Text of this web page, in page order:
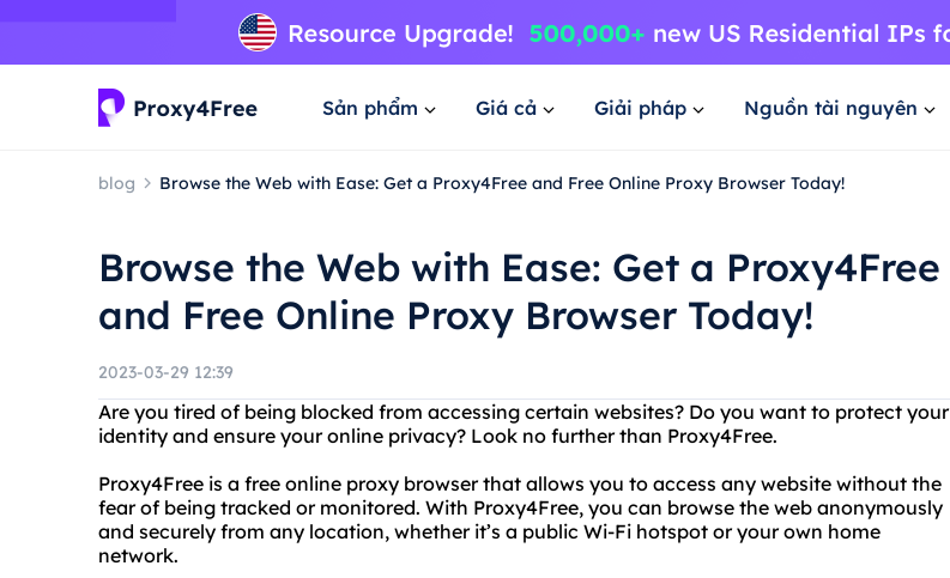
Sản phẩm Giá cả Giải pháp Nguồn tài nguyên
blog Browse the Web with Ease: Get a Proxy4Free and Free Online Proxy Browser Today!
Browse the Web with Ease: Get a Proxy4Free
and Free Online Proxy Browser Today!
2023-03-29 12:39
Are you tired of being blocked from accessing certain websites? Do you want to protect your
identity and ensure your online privacy? Look no further than Proxy4Free.
Proxy4Free is a free online proxy browser that allows you to access any website without the
fear of being tracked or monitored. With Proxy4Free, you can browse the web anonymously
and securely from any location, whether it’s a public Wi-Fi hotspot or your own home
network.